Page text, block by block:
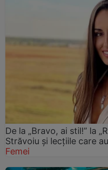
De la „Bravo, ai stil!” la
Străvoiu și lecțiile care
Femei